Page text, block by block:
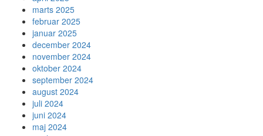
marts 2025
februar 2025
januar 2025
december 2024
november 2024
oktober 2024
september 2024
august 2024
juli 2024
juni 2024
maj 2024